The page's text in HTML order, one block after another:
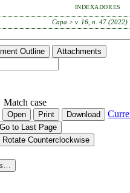
INDEXADORES
Capa > v. 16, n. 47 (2022)